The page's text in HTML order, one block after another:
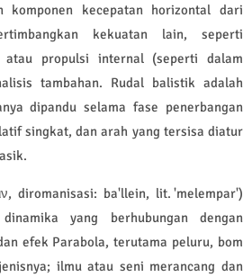
komponen kecepatan horizontal dari
kekuatan lain, seperti
atau propulsi internal (seperti dalam
tambahan. Rudal balistik adalah
dipandu selama fase penerbangan
singkat, dan arah yang tersisa diatur
diromanisasi: ba'llein, lit. 'melempar')
yang berhubungan dengan
efek Parabola, terutama peluru, bom
ilmu atau seni merancang dan